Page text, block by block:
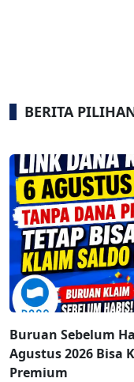
BERITA
Buruan Sebelum
Agustus 2026 Bisa
Premium